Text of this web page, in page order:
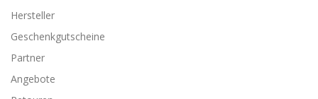
Hersteller
Geschenkgutscheine
Partner
Angebote